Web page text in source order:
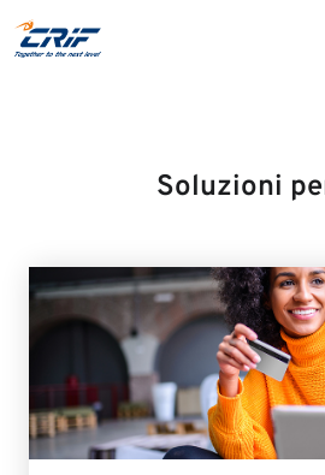
Soluzioni